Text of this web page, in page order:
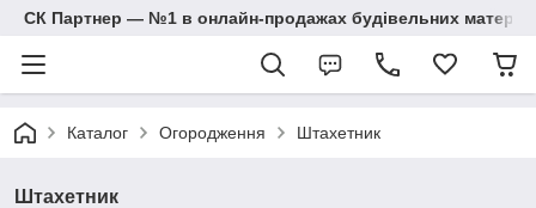
СК Партнер — №1 в онлайн-продажах будівельних
Каталог Огородження Штахетник
Штахетник